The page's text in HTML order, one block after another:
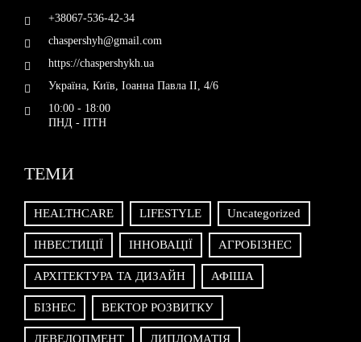
Україна, Київ, Іоанна Павла II, 4/6
10:00 - 18:00
ПНД - ПТН
HEALTHCARE
ІНВЕСТИЦІЇ ІННОВАЦІЇ АГРОБІЗНЕС
АРХІТЕКТУРА ТА ДИЗАЙН АФІША
БІЗНЕС ВЕКТОР РОЗВИТКУ
ДЕВЕЛОПМЕНТ ДИПЛОМАТІЯ
ДОГЛЯД ТА КРАСА ДРАЙВ